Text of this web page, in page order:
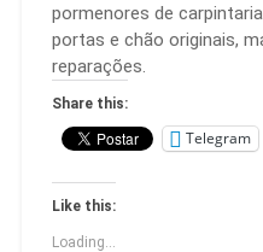
pormenores de
portas e chão originais,
reparações.
Share this:
Telegram
Like this:
Loading...